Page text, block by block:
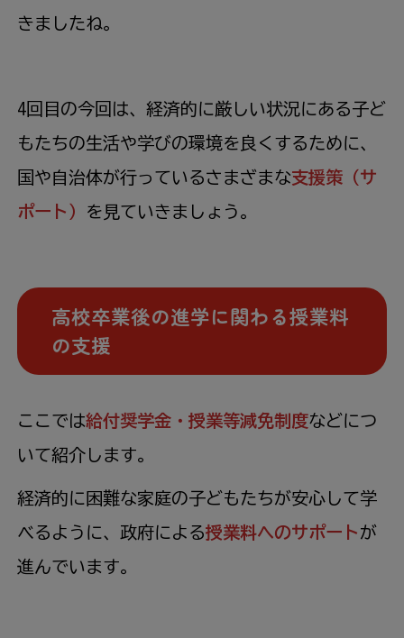
きましたね。
4回目の今回は、経済的に厳しい状況にある子ど
もたちの生活や学びの環境を良くするために、
国や自治体が行っているさまざまな支援策（サ
ポート） を見ていきましょう。
高校卒業後の進学に関わる授業料
の支援
ここでは給付奨学金・授業等減免制度などにつ
いて紹介します。
経済的に困難な家庭の子どもたちが安心して学
べるように、政府による授業料へのサポート が
進んでいます。